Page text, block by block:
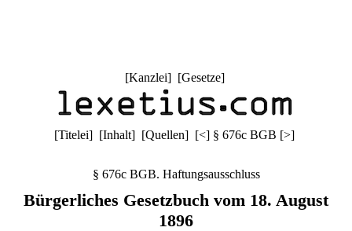
[Kanzlei] [Gesetze]
[Titelei] [Inhalt] [Quellen] [<] § 676c BGB [>]
§ 676c BGB. Haftungsausschluss
Bürgerliches Gesetzbuch vom 18. August
1896